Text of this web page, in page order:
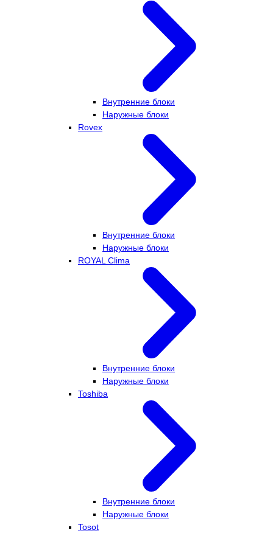
Внутренние блоки
Наружные блоки
Rovex
Внутренние блоки
Наружные блоки
ROYAL Clima
Внутренние блоки
Наружные блоки
Toshiba
Внутренние блоки
Наружные блоки
Tosot